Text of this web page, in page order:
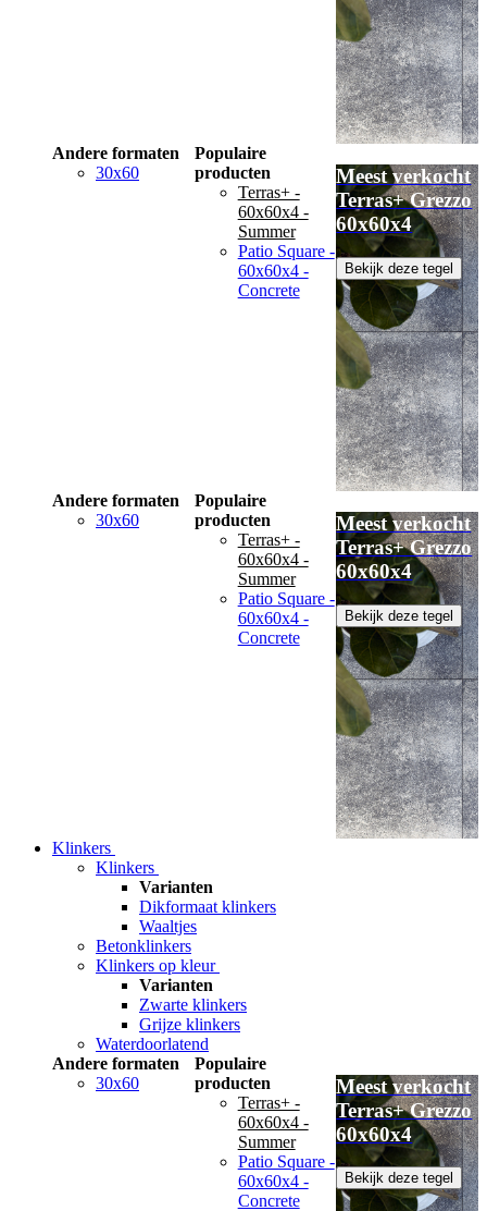
Andere formaten
30x60
Populaire
producten
Terras+ -
60x60x4 -
Summer
Patio Square -
60x60x4 -
Concrete
Meest verkocht
Terras+ Grezzo
60x60x4
Bekijk deze tegel
Andere formaten
30x60
Populaire
producten
Terras+ -
60x60x4 -
Summer
Patio Square -
60x60x4 -
Concrete
Meest verkocht
Terras+ Grezzo
60x60x4
Bekijk deze tegel
Klinkers
Klinkers
Varianten
Dikformaat klinkers
Waaltjes
Betonklinkers
Klinkers op kleur
Varianten
Zwarte klinkers
Grijze klinkers
Waterdoorlatend
Andere formaten
30x60
Populaire
producten
Terras+ -
60x60x4 -
Summer
Patio Square -
60x60x4 -
Concrete
Meest verkocht
Terras+ Grezzo
60x60x4
Bekijk deze tegel